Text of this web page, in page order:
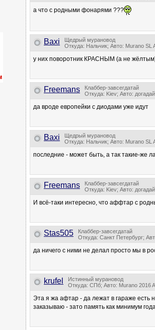
а что с родными фонарями ???
Baxi
Щедрый мурановод
Откуда: Нальчик; Авто: Murano
у них поворотник КРАСНЫМ (а не
Freemans
Клаббер-завсегдатай
Откуда: Kiev; Авто:
да вроде европейки с диодами уже идут
Baxi
Щедрый мурановод
Откуда: Нальчик; Авто: Murano
последние - может быть, а так такие-же
Freemans
Клаббер-завсегдатай
Откуда: Kiev; Авто:
И всё-таки интересно, что аффтар с
Stas505
Клаббер-завсегдатай
Откуда: Санкт Петербург;
да ничего с ними не делал просто мы в
krufel
Истинный мурановод
Откуда: СПб; Авто: Murano 2016
Эта я жа афтар - да лежат в гараже есть
заказываю - зато память как минимум